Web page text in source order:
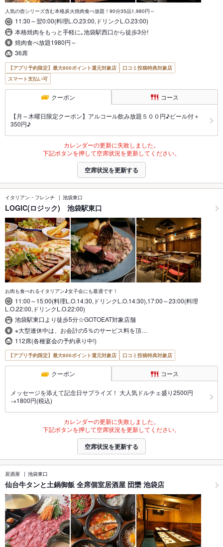
人気の壺シリーズ含む本格炭火焼肉食べ放題！90分35品1,980円～
11:30～翌0:00(料理L.O.23:00,ドリンクL.O.23:00)
本格焼肉をもっと手軽に｡池袋駅西口から徒歩3分!
焼肉食べ放題1980円～
36席
【アプリ予約限定】最大800ポイント還元対象店
口コミ投稿特典対象店
スマート支払い可
クーポン コース
【月～木曜日限定クーポン】アルコール飲み放題５００円♪ビール付＋
350円♪
カレンダーの更新に失敗しました。
下記ボタンを押して空席状況を更新してください。
空席状況を更新する
イタリアン・フレンチ 池袋東口
LOGIC(ロジック) 池袋駅東口
お肉も食べれるイタリアン♪女子会にも最適です！
11:00～15:00(料理L.O.14:30,ドリンクL.O.14:30),17:00～23:00(料理
L.O.22:00,ドリンクL.O.22:00)
池袋駅東口より徒歩5分☆GOTOEAT対象店舗
※大型連休中は、お会計の5％のサービス料を頂…
112席(各種宴会の予約承り中!)
【アプリ予約限定】最大800ポイント還元対象店 口コミ投稿特典対象店
クーポン コース
メッセージを添えて記念日サプライズ！ 大人気ドルチェ盛り2500円
→1800円(税込)
カレンダーの更新に失敗しました。
下記ボタンを押して空席状況を更新してください。
空席状況を更新する
居酒屋 池袋東口
仙台牛タンと土鍋御飯 全席個室居酒屋 団欒 池袋店